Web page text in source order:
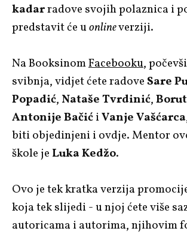
kadarradove svojih polaznica i
predstavit će uonlineverziji.
Na BooksinomFacebooku,
svibnja, vidjet ćete radoveSare
Popadić, Nataše Tvrdinić,
Antonije BačićiVanje Vašćarca
biti objedinjeni i ovdje. Mentor
škole je Luka Kedžo.
Ovo je tek kratka verzija
koja tek slijedi - u njoj ćete više
autoricama i autorima, njihovim